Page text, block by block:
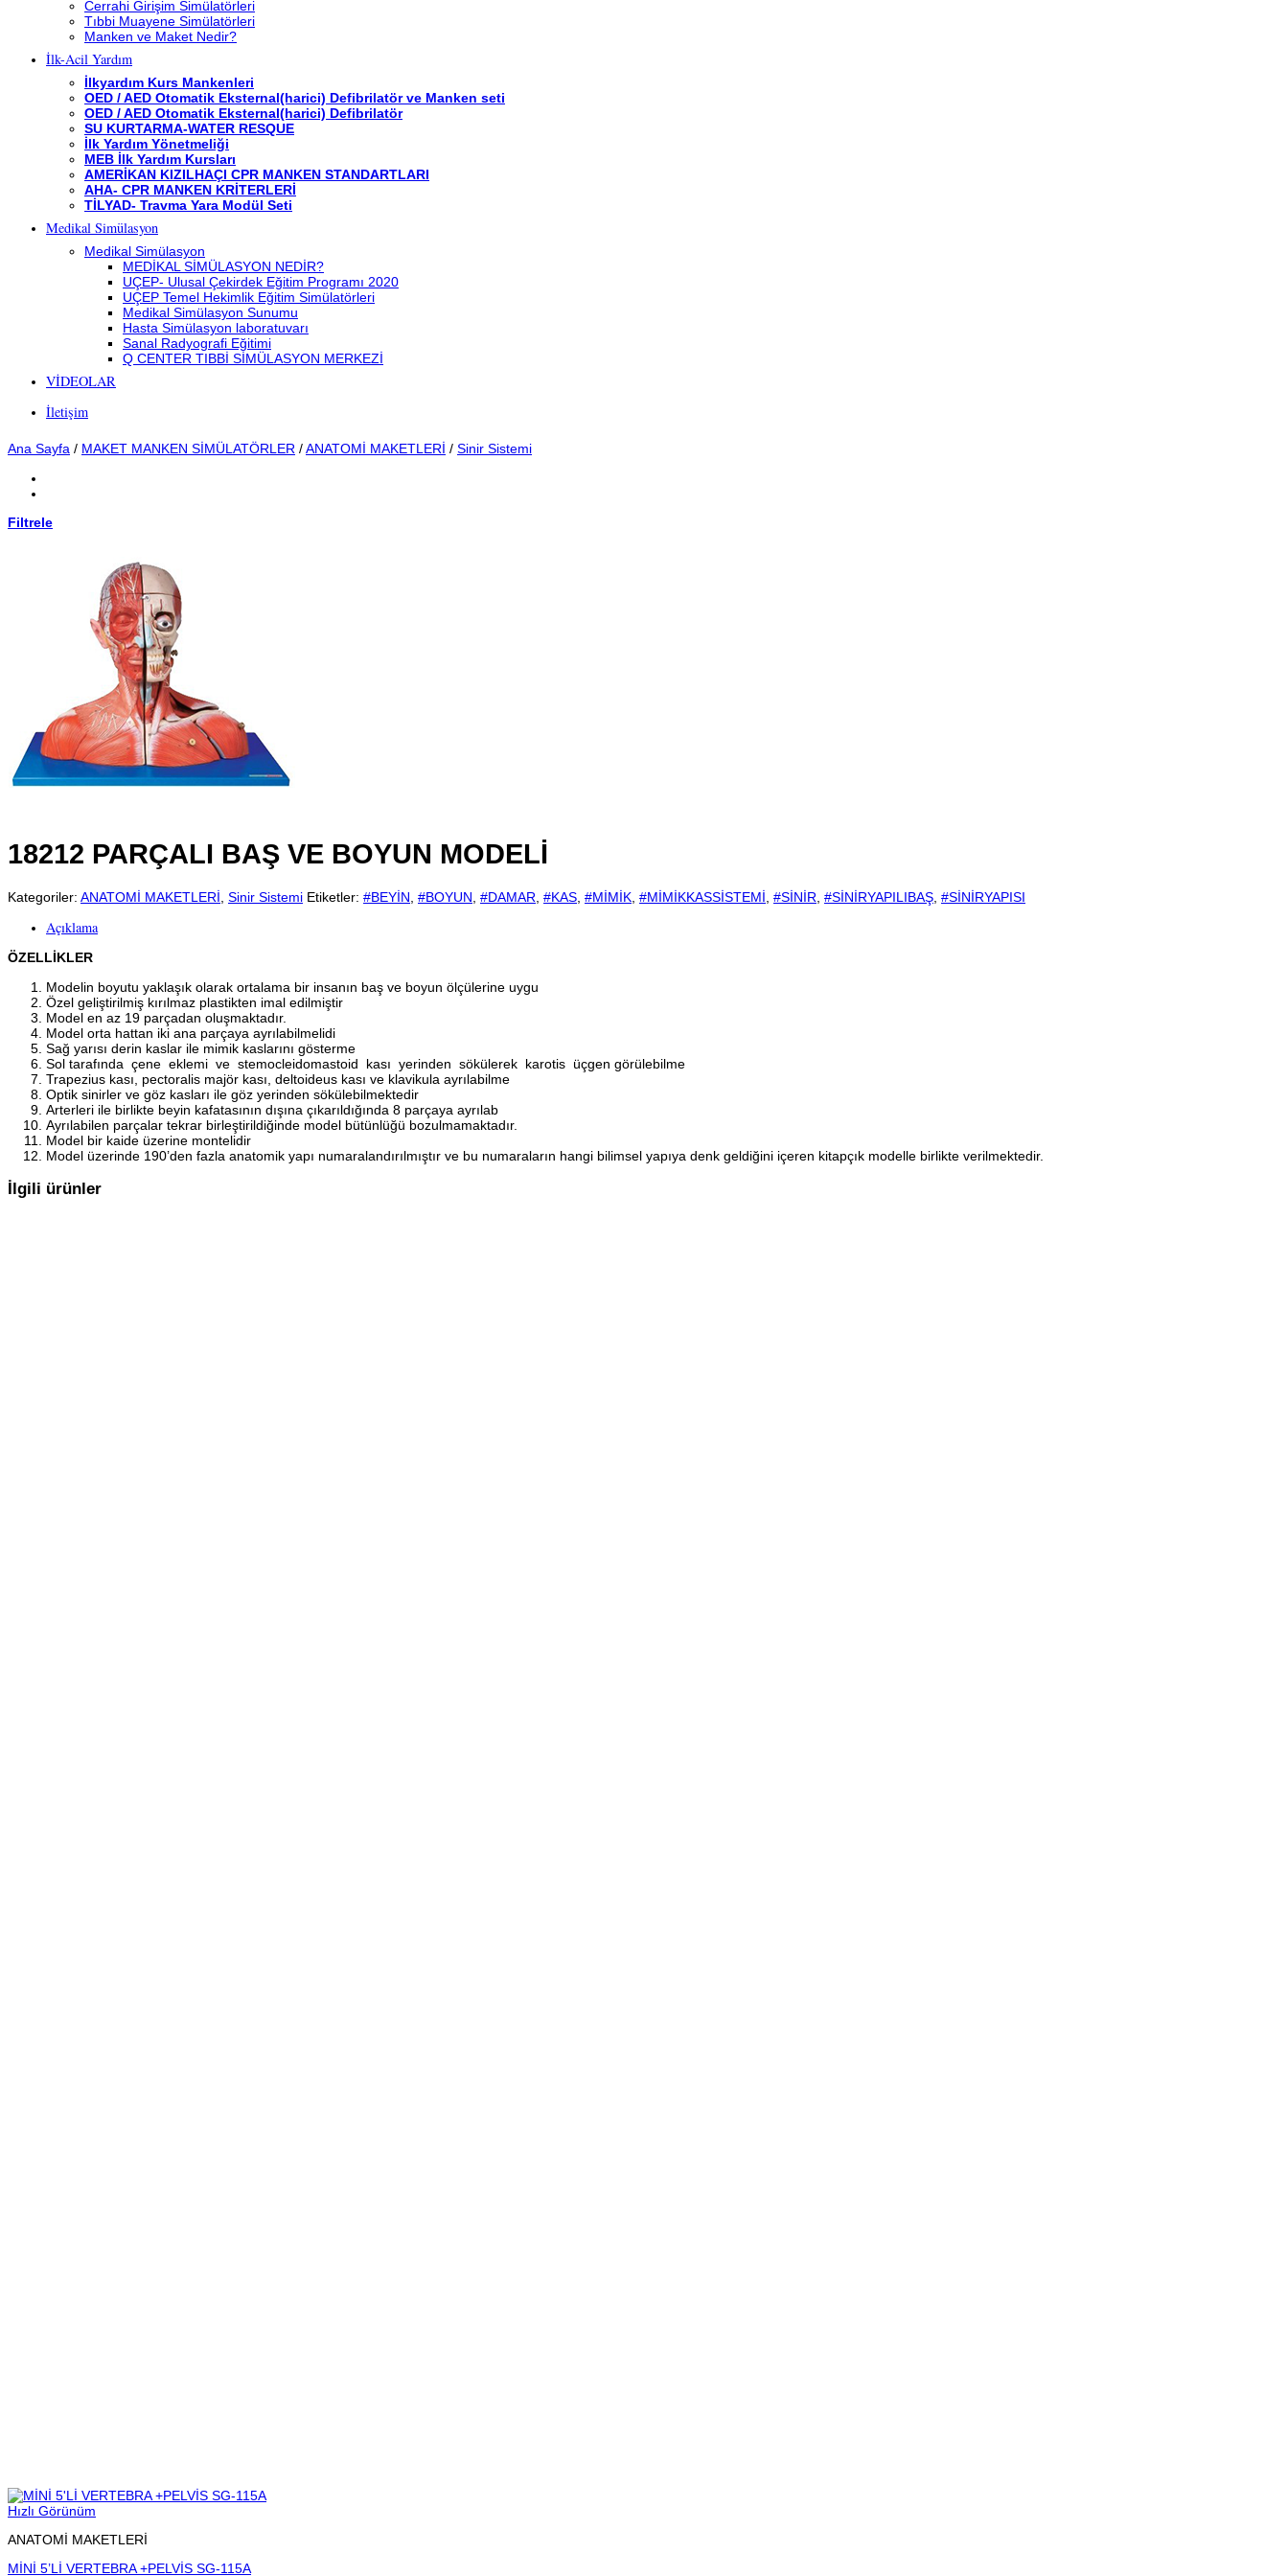
Cerrahi Girişim Simülatörleri
Tıbbi Muayene Simülatörleri
Manken ve Maket Nedir?
İlk-Acil Yardım
İlkyardım Kurs Mankenleri
OED / AED Otomatik Eksternal(harici) Defibrilatör ve Manken seti
OED / AED Otomatik Eksternal(harici) Defibrilatör
SU KURTARMA-WATER RESQUE
İlk Yardım Yönetmeliği
MEB İlk Yardım Kursları
AMERİKAN KIZILHAÇI CPR MANKEN STANDARTLARI
AHA- CPR MANKEN KRİTERLERİ
TİLYAD- Travma Yara Modül Seti
Medikal Simülasyon
Medikal Simülasyon
MEDİKAL SİMÜLASYON NEDİR?
UÇEP- Ulusal Çekirdek Eğitim Programı 2020
UÇEP Temel Hekimlik Eğitim Simülatörleri
Medikal Simülasyon Sunumu
Hasta Simülasyon laboratuvarı
Sanal Radyografi Eğitimi
Q CENTER TIBBİ SİMÜLASYON MERKEZİ
VİDEOLAR
İletişim
Ana Sayfa / MAKET MANKEN SİMÜLATÖRLER /ANATOMİ MAKETLERİ / Sinir Sistemi
Filtrele
18212 PARÇALI BAŞ VE BOYUN MODELİ
Kategoriler: ANATOMİ MAKETLERİ Sinir Sistemi Etiketler: #BEYİN #BOYUN #DAMAR #KAS #MİMİK #MİMİKKASSİSTEMİ #SİNİR #SİNİRYAPILIBAŞ #SİNİRYAPISI
Açıklama
ÖZELLİKLER
Modelin boyutu yaklaşık olarak ortalama bir insanın baş ve boyun ölçülerine uygu
Özel geliştirilmiş kırılmaz plastikten imal edilmiştir
Model en az 19 parçadan oluşmaktadır.
Model orta hattan iki ana parçaya ayrılabilmelidi
Sağ yarısı derin kaslar ile mimik kaslarını gösterme
Sol tarafında çene eklemi ve stemocleidomastoid kası yerinden sökülerek karotis üçgen görülebilme
Trapezius kası, pectoralis majör kası, deltoideus kası ve klavikula ayrılabilme
Optik sinirler ve göz kasları ile göz yerinden sökülebilmektedir
Arterleri ile birlikte beyin kafatasının dışına çıkarıldığında 8 parçaya ayrılab
Ayrılabilen parçalar tekrar birleştirildiğinde model bütünlüğü bozulmamaktadır.
Model bir kaide üzerine montelidir
Model üzerinde 190’den fazla anatomik yapı numaralandırılmıştır ve bu numaraların hangi bilimsel yapıya denk geldiğini içeren kitapçık modelle birlikte verilmektedir.
İlgili ürünler
Hızlı Görünüm
ANATOMİ MAKETLERİ
MİNİ 5’Lİ VERTEBRA +PELVİS SG-115A